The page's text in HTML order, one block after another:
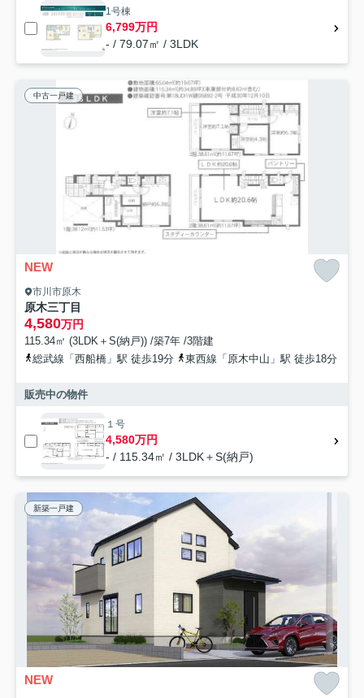
1号棟
6,799万円
- / 79.07㎡ / 3LDK
中古一戸建
NEW
市川市原木
原木三丁目
4,580万円
115.34㎡ (3LDK＋S(納戸)) /築7年 /3階建
総武線「西船橋」駅 徒歩19分
東西線「原木中山」駅 徒歩18分
販売中の物件
１号
4,580万円
- / 115.34㎡ / 3LDK＋S(納戸)
新築一戸建
NEW